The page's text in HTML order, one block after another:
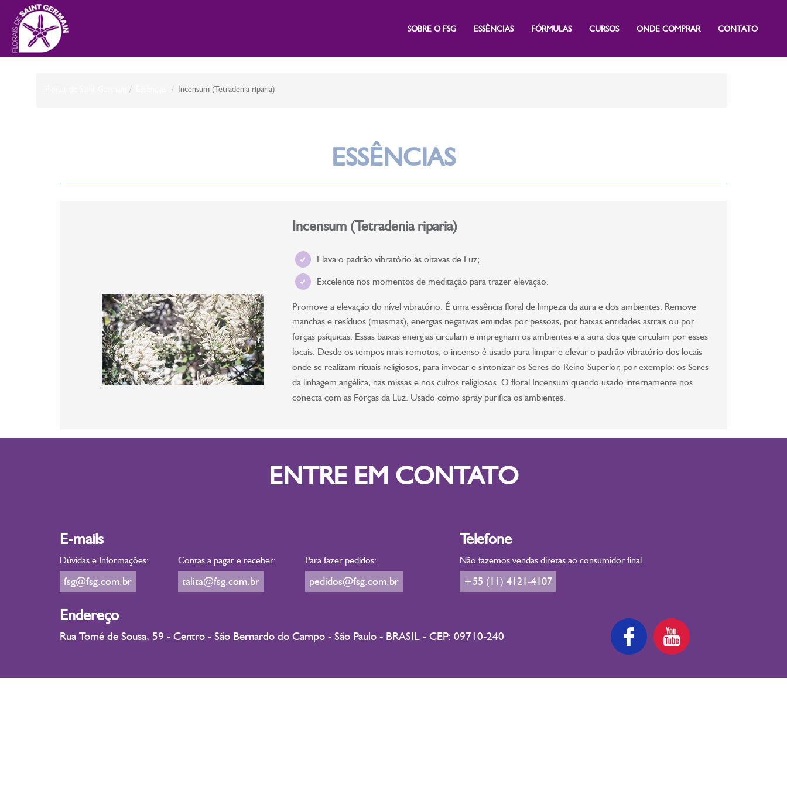
SOBRE O FSG ESSÊNCIAS FÓRMULAS CURSOS ONDE COMPRAR CONTATO
Incensum (Tetradenia riparia)
ESSÊNCIAS
Incensum (Tetradenia riparia)
Elava o padrão vibratório ás oitavas de Luz;
Excelente nos momentos de meditação para trazer elevação.
Promove a elevação do nível vibratório. É uma essência floral de limpeza da aura e dos ambientes. Remove
manchas e resíduos (miasmas), energias negativas emitidas por pessoas, por baixas entidades astrais ou por
forças psíquicas. Essas baixas energias circulam e impregnam os ambientes e a aura dos que circulam por esses
locais. Desde os tempos mais remotos, o incenso é usado para limpar e elevar o padrão vibratório dos locais
onde se realizam rituais religiosos, para invocar e sintonizar os Seres do Reino Superior, por exemplo: os Seres
da linhagem angélica, nas missas e nos cultos religiosos. O floral Incensum quando usado internamente nos
conecta com as Forças da Luz. Usado como spray purifica os ambientes.
ENTRE EM CONTATO
E-mails
Dúvidas e Informações:
fsg@fsg.com.br
Contas a pagar e receber:
talita@fsg.com.br
Para fazer pedidos:
pedidos@fsg.com.br
Telefone
Não fazemos vendas diretas ao consumidor final.
+55 (11) 4121-4107
Endereço
Rua Tomé de Sousa, 59 - Centro - São Bernardo do Campo - São Paulo - BRASIL - CEP: 09710-240